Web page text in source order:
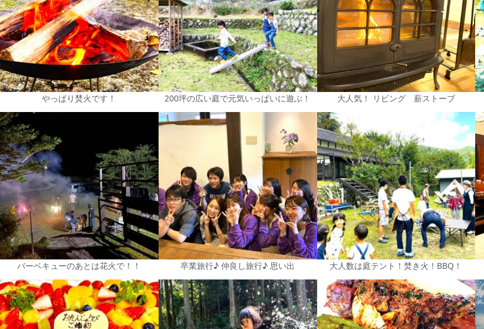
やっぱり焚火です！ 200坪の広い庭で元気いっぱいに遊ぶ！ 大人気！ リビング 薪ストーブ
バーベキューのあとは花火で！！ 卒業旅行♪ 仲良し旅行♪ 思い出 大人数は庭テント！焚き火！BBQ！